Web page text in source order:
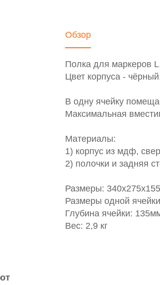
Обзор
Полка для маркеров
Цвет корпуса -
В одну ячейку
Максимальная
Материалы:
1) корпус из мдф,
2) полочки и задняя
Размеры:
Размеры одной
Глубина ячейки:
Вес: 2,9 кг